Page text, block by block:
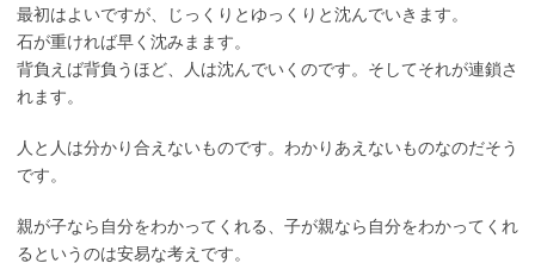
最初はよいですが、じっくりとゆっくりと沈んでいきます。
石が重ければ早く沈みまます。
背負えば背負うほど、人は沈んでいくのです。そしてそれが連鎖さ
れます。
人と人は分かり合えないものです。わかりあえないものなのだそう
です。
親が子なら自分をわかってくれる、子が親なら自分をわかってくれ
るというのは安易な考えです。